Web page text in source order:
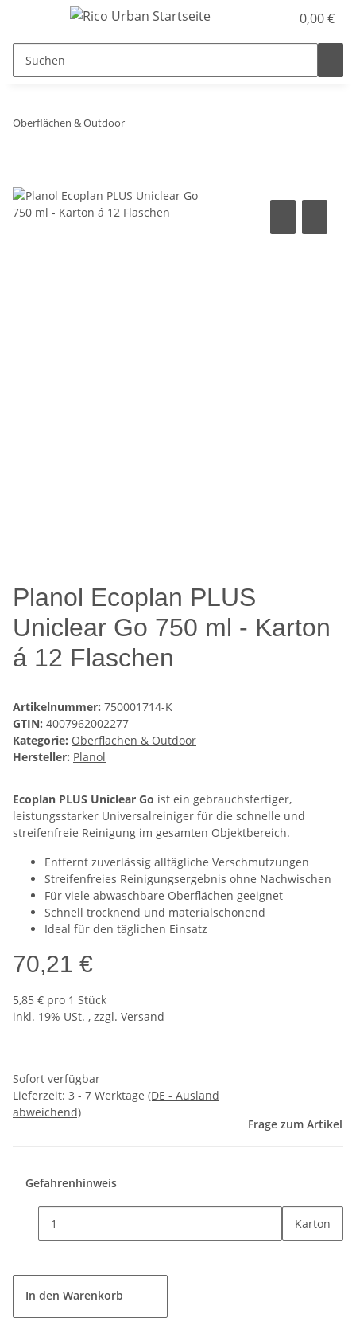
0,00 €
Oberflächen & Outdoor
Planol Ecoplan PLUS
Uniclear Go 750 ml - Karton
á 12 Flaschen
Artikelnummer: 750001714-K
GTIN: 4007962002277
Kategorie: Oberflächen & Outdoor
Hersteller: Planol
Ecoplan PLUS Uniclear Go ist ein gebrauchsfertiger,
leistungsstarker Universalreiniger für die schnelle und
streifenfreie Reinigung im gesamten Objektbereich.
Entfernt zuverlässig alltägliche Verschmutzungen
Streifenfreies Reinigungsergebnis ohne Nachwischen
Für viele abwaschbare Oberflächen geeignet
Schnell trocknend und materialschonend
Ideal für den täglichen Einsatz
70,21 €
5,85 € pro 1 Stück
inkl. 19% USt. , zzgl. Versand
Sofort verfügbar
Lieferzeit: 3 - 7 Werktage (DE - Ausland
abweichend)
Frage zum Artikel
Gefahrenhinweis
Karton
In den Warenkorb